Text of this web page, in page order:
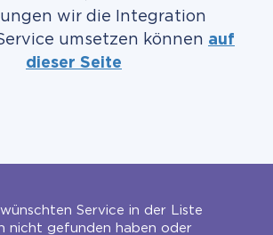
wir die Integration
umsetzen können auf
dieser Seite
Service in der Liste
nicht gefunden haben oder